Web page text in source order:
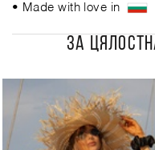
• Made with love in
ЗА